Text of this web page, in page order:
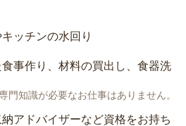
ッチンの水回り
食事作り、材料の買出し、食器洗
門知識が必要なお仕事はありません。
アドバイザーなど資格をお持ち